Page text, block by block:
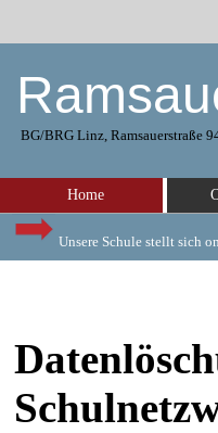
BG/BRG Linz, Ramsauerstraße
Unsere Schule stellt sich
Home